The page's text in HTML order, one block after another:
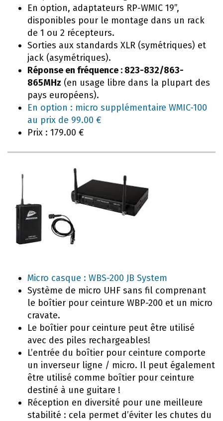
En option, adaptateurs RP-WMIC 19”,
disponibles pour le montage dans un rack
de 1 ou 2 récepteurs.
Sorties aux standards XLR (symétriques) et
jack (asymétriques).
Réponse en fréquence : 823-832/863-
865MHz (en usage libre dans la plupart des
pays européens).
En option : micro supplémentaire WMIC-100
au prix de 99.00 €
Prix : 179.00 €
Micro casque : WBS-200 JB System
Système de micro UHF sans fil comprenant
le boîtier pour ceinture WBP-200 et un micro
cravate.
Le boîtier pour ceinture peut être utilisé
avec des piles rechargeables!
L’entrée du boîtier pour ceinture comporte
un inverseur ligne / micro. Il peut également
être utilisé comme boîtier pour ceinture
destiné à une guitare !
Réception en diversité pour une meilleure
stabilité : cela permet d’éviter les chutes du